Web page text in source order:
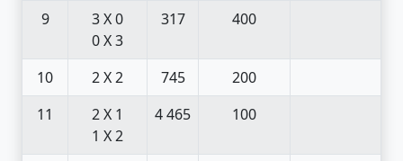
9
3 X 0
0 X 3
317 400
10 2 X 2 745
200
11
2 X 1
1 X 2
4 465 100